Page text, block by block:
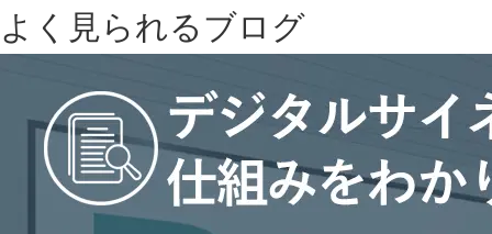
よく見られるブログ